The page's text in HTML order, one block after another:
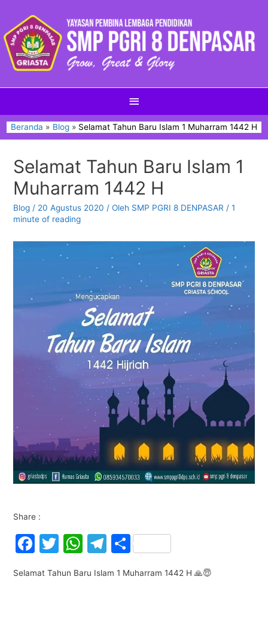
Beranda Blog Selamat Tahun Baru Islam 1 Muharram 1442 H
Selamat Tahun Baru Islam 1
Muharram 1442 H
Blog / 20 Agustus 2020 / Oleh SMP PGRI 8 DENPASAR / 1
minute of reading
Share :
F
c
T
itt
W
at
T
e
S
ar
Selamat Tahun Baru Islam 1 Muharram 1442 H 🙏😇